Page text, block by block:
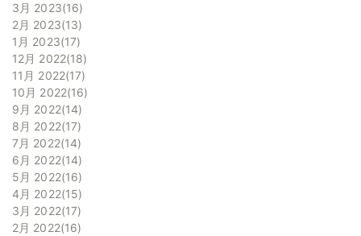
3月 2023 16
2月 2023 13
1月 2023 17
12月 2022 18
11月 2022 17
10月 2022 16
9月 2022 14
8月 2022 17
7月 2022 14
6月 2022 14
5月 2022 16
4月 2022 15
3月 2022 17
2月 2022 16